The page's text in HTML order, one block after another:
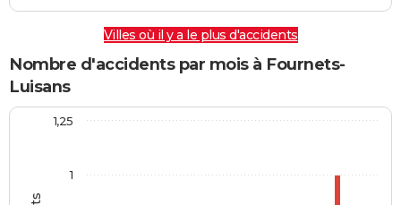
Villes où il y a le plus d'accidents
Nombre d'accidents par mois à Fournets-
Luisans
1
1,25